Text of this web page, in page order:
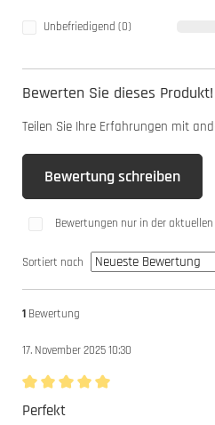
Unbefriedigend (0)
Bewerten Sie dieses Produkt!
Teilen Sie Ihre Erfahrungen mit
Bewertung schreiben
Bewertungen nur in der aktuellen
Sortiert nach
1 Bewertung
17. November 2025 10:30
Bewertung mit 5 von 5 Sternen
Perfekt